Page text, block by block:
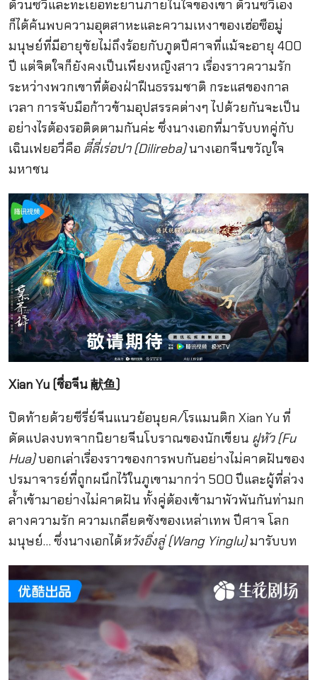
ต้วนซวีและทะเยอทะยานภายในใจของเขา ต้วนซวีเอง
ก็ได้ค้นพบความอุตสาหะและความเหงาของเฮ่อซือมู่
มนุษย์ที่มีอายุขัยไม่ถึงร้อยกับภูตปีศาจที่แม้จะอายุ 400
ปี แต่จิตใจก็ยังคงเป็นเพียงหญิงสาว เรื่องราวความรัก
ระหว่างพวกเขาที่ต้องฝ่าฝืนธรรมชาติ กระแสของกาล
เวลา การจับมือก้าวข้ามอุปสรรคต่างๆ ไปด้วยกันจะเป็น
อย่างไรต้องรอติดตามกันค่ะ ซึ่งนางเอกที่มารับบทคู่กับ
เฉินเฟยอวี่คือ ตี๋ลี่เร่อปา (Dilireba)นางเอกจีนขวัญใจ
มหาชน
Xian Yu (ชื่อจีน 献鱼)
ปิดท้ายด้วยซีรี่ย์จีนแนวย้อนุยค/โรแมนติก Xian Yu ที่
ดัดแปลงบทจากนิยายจีนโบราณของนักเขียน ฝูหัว (Fu
Hua)บอกเล่าเรื่องราวของการพบกันอย่างไม่คาดฝันของ
ปรมาจารย์ที่ถูกผนึกไว้ในภูเขามากว่า 500 ปีและผู้ที่ล่วง
ล้ำเข้ามาอย่างไม่คาดฝัน ทั้งคู่ต้องเข้ามาพัวพันกันท่ามก
ลางความรัก ความเกลียดชังของเหล่าเทพ ปีศาจ โลก
มนุษย์… ซึ่งนางเอกได้หวังอิ่งลู่ (Wang Yinglu)มารับบท